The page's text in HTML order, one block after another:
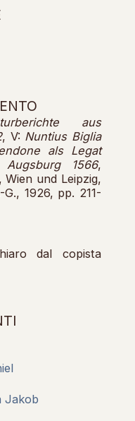
aus
, V: Nuntius Biglia
als Legat
1566,
Wien und Leipzig,
1926, pp. 211-
dal copista
Jakob